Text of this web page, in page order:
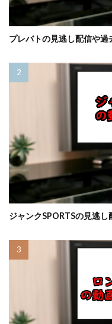
プレバトの見逃し配信や過
ジャンクSPORTSの見逃